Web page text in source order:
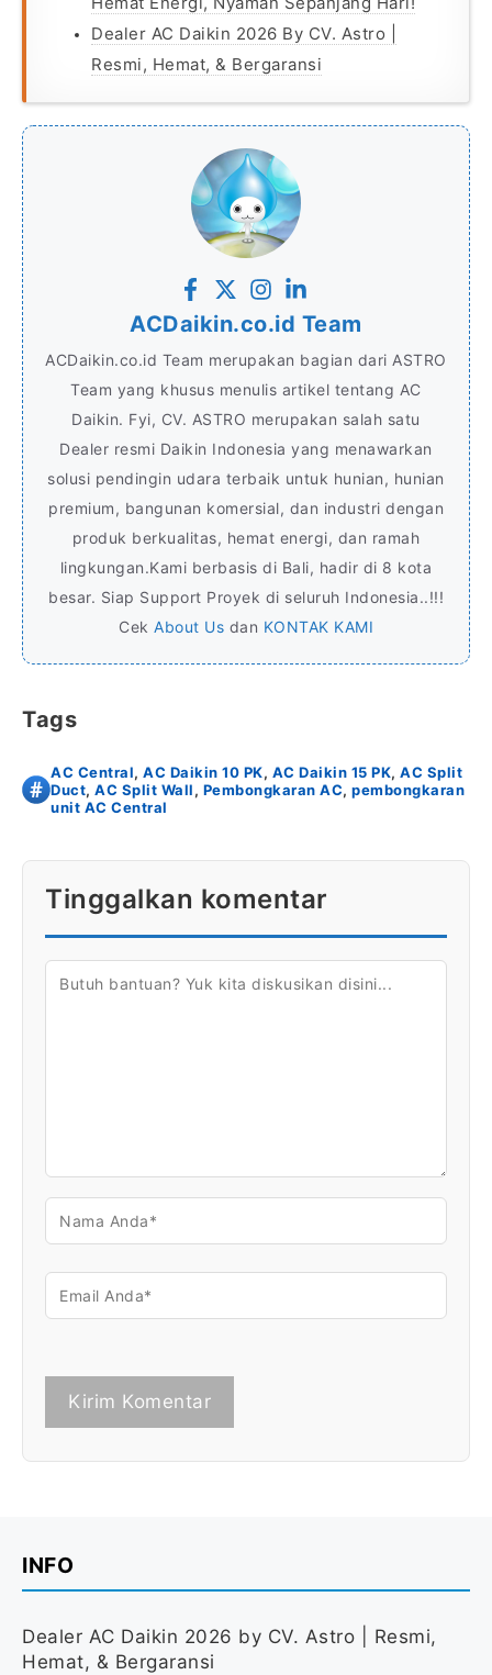
Dealer AC Daikin 2026 By CV. Astro |
Resmi, Hemat, & Bergaransi
ACDaikin.co.id Team
ACDaikin.co.id Team merupakan bagian dari ASTRO
Team yang khusus menulis artikel tentang AC
Daikin. Fyi, CV. ASTRO merupakan salah satu
Dealer resmi Daikin Indonesia yang menawarkan
solusi pendingin udara terbaik untuk hunian, hunian
premium, bangunan komersial, dan industri dengan
produk berkualitas, hemat energi, dan ramah
lingkungan.Kami berbasis di Bali, hadir di 8 kota
besar. Siap Support Proyek di seluruh Indonesia..!!!
Cek About Us dan KONTAK KAMI
Tags
AC Central, AC Daikin 10 PK, AC Daikin 15 PK, AC Split
Duct, AC Split Wall, Pembongkaran AC, pembongkaran
unit AC Central
Tinggalkan komentar
INFO
Dealer AC Daikin 2026 by CV. Astro | Resmi,
Hemat, & Bergaransi